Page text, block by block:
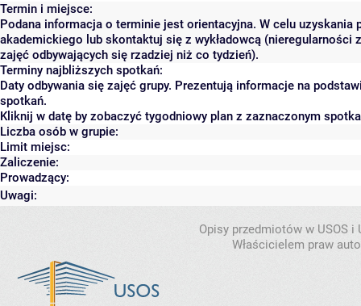
Termin i miejsce:
Podana informacja o terminie jest orientacyjna. W celu
akademickiego lub skontaktuj się z wykładowcą (nieregularności
zajęć odbywających się rzadziej niż co tydzień).
Terminy najbliższych spotkań:
Daty odbywania się zajęć grupy. Prezentują informacje na
spotkań.
Kliknij w datę by zobaczyć tygodniowy plan z zaznaczonym
Liczba osób w grupie:
Limit miejsc:
Zaliczenie:
Prowadzący:
Uwagi:
Opisy przedmiotów w USOS
Właścicielem praw